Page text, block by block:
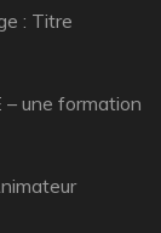
: Titre
– une formation